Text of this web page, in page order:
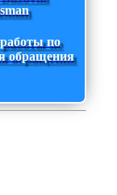
по
обращения